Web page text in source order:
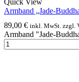
Armband „Jade-
89,00 € inkl. MwSt. zzgl.
Armband "Jade-